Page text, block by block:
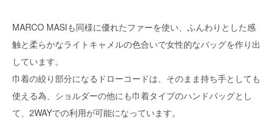
MARCO MASIも同様に優れたファーを使い、ふんわりとした感
触と柔らかなライトキャメルの色合いで女性的なバッグを作り出
しています。
巾着の絞り部分になるドローコードは、そのまま持ち手としても
使える為、ショルダーの他にも巾着タイプのハンドバッグとし
て、2WAYでの利用が可能になっています。